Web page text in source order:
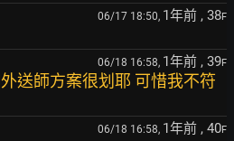
06/17 18:50, 1年前 , 38F
06/18 16:58, 1年前 , 39F
送師方案很划耶 可惜我不符
06/18 16:58, 1年前 , 40F